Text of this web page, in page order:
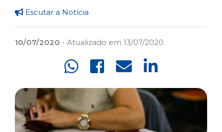
Escutar a Notícia
10/07/2020 - Atualizado em 13/07/2020